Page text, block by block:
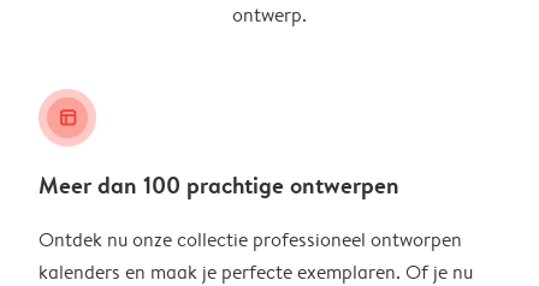
ontwerp.
layout_alt
Meer dan 100 prachtige ontwerpen
Ontdek nu onze collectie professioneel ontworpen
kalenders en maak je perfecte exemplaren. Of je nu